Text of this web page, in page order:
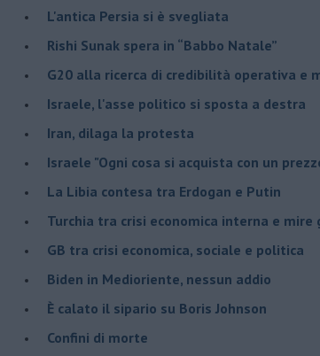
L'antica Persia si è svegliata
Rishi Sunak spera in “Babbo Natale”
G20 alla ricerca di credibilità operativa e
Israele, l'asse politico si sposta a destra
Iran, dilaga la protesta
Israele "Ogni cosa si acquista con un
La Libia contesa tra Erdogan e Putin
Turchia tra crisi economica interna e
GB tra crisi economica, sociale e politica
Biden in Medioriente, nessun addio
È calato il sipario su Boris Johnson
Confini di morte